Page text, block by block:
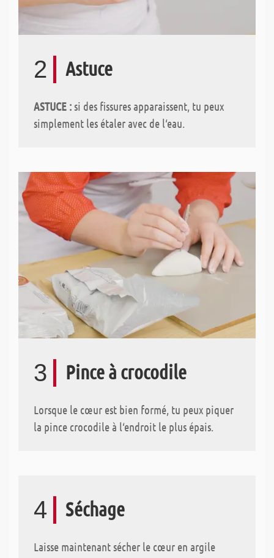
2 Astuce
ASTUCE : si des fissures apparaissent, tu peux
simplement les étaler avec de l‘eau.
3 Pince à crocodile
Lorsque le cœur est bien formé, tu peux piquer
la pince crocodile à l‘endroit le plus épais.
4 Séchage
Laisse maintenant sécher le cœur en argile